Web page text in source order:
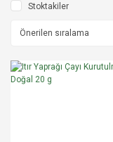
Stoktakiler